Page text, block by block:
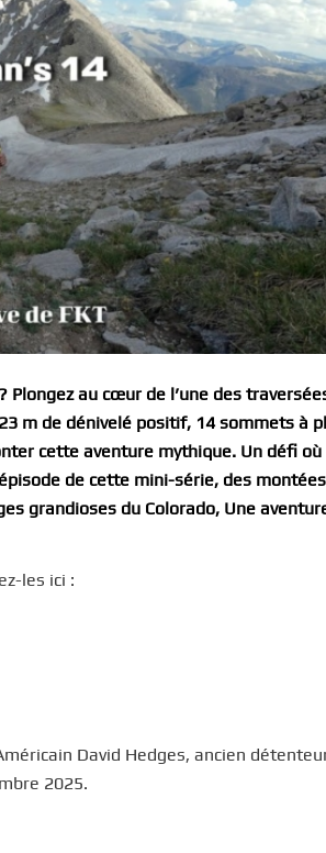
au cœur de l’une des
m de dénivelé positif, 14 sommets à
cette aventure mythique. Un défi où
de cette mini-série, des
grandioses du Colorado, Une
les ici :
David Hedges, ancien
2025.